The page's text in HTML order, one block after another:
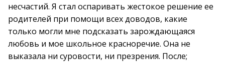
несчастий. Я стал оспаривать жестокое решение ее
родителей при помощи всех доводов, какие
только могли мне подсказать зарождающаяся
любовь и мое школьное красноречие. Она не
выказала ни суровости, ни презрения. После;